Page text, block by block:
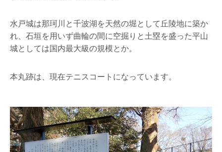
水戸城は那珂川と千波湖を天然の堀として丘陵地に築か
れ、石垣を用いず曲輪の間に空掘りと土塁を盛った平山
城としては国内最大級の規模とか。
本丸跡は、現在テニスコートになっています。